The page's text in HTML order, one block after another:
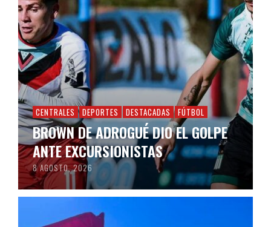
CENTRALES DEPORTES DESTACADAS FÚTBOL
BROWN DE ADROGUÉ DIO EL GOLPE
ANTE EXCURSIONISTAS
8 AGOSTO, 2026